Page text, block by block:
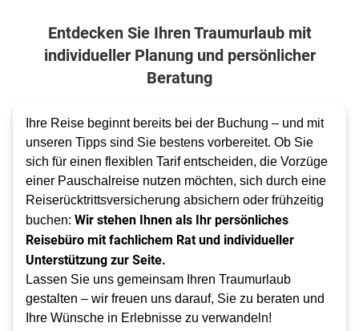
Entdecken Sie Ihren Traumurlaub mit
individueller Planung und persönlicher
Beratung
Ihre Reise beginnt bereits bei der Buchung – und mit
unseren Tipps sind Sie bestens vorbereitet. Ob Sie
sich für einen flexiblen Tarif entscheiden, die Vorzüge
einer Pauschalreise nutzen möchten, sich durch eine
Reiserücktrittsversicherung absichern oder frühzeitig
buchen: Wir stehen Ihnen als Ihr persönliches
Reisebüro mit fachlichem Rat und individueller
Unterstützung zur Seite.
Lassen Sie uns gemeinsam Ihren Traumurlaub
gestalten – wir freuen uns darauf, Sie zu beraten und
Ihre Wünsche in Erlebnisse zu verwandeln!